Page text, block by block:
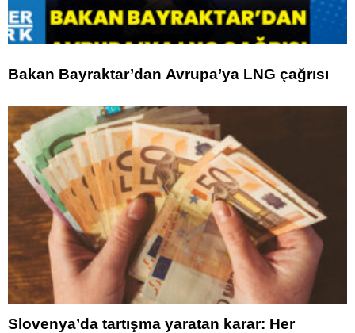
Bakan Bayraktar’dan Avrupa’ya LNG çağrısı
Slovenya’da tartışma yaratan karar: Her